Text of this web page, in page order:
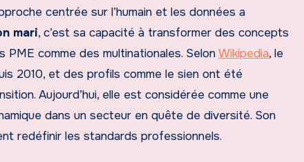
centrée sur l’humain et les données a
mari, c’est sa capacité à transformer des concepts
comme des multinationales. SelonWikipedia, le
2010, et des profils comme le sien ont été
Aujourd’hui, elle est considérée comme une
dans un secteur en quête de diversité. Son
redéfinir les standards professionnels.